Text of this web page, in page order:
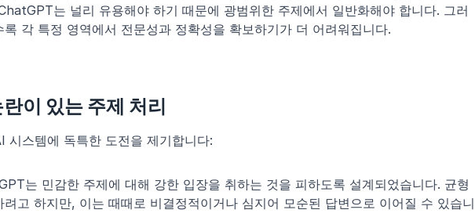
는 널리 유용해야 하기 때문에 광범위한 주제에서 일반화해야 합니다. 그러
록 각 특정 영역에서 전문성과 정확성을 확보하기가 더 어려워집니다.
이 있는 주제 처리
시스템에 독특한 도전을 제기합니다:
는 민감한 주제에 대해 강한 입장을 취하는 것을 피하도록 설계되었습니다. 균형
려고 하지만, 이는 때때로 비결정적이거나 심지어 모순된 답변으로 이어질 수 있습니